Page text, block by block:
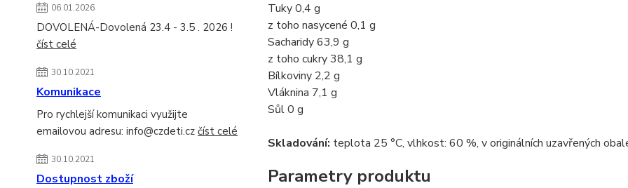
06.01.2026
DOVOLENÁ-Dovolená 23.4 - 3.5 . 2026 !
číst celé
30.10.2021
Komunikace
Pro rychlejší komunikaci využijte
emailovou adresu: info@czdeti.cz číst celé
30.10.2021
Dostupnost zboží
Tuky 0,4 g
z toho nasycené 0,1 g
Sacharidy 63,9 g
z toho cukry 38,1 g
Bílkoviny 2,2 g
Vláknina 7,1 g
Sůl 0 g
Skladování: teplota 25 °C, vlhkost: 60 %, v originálních uzavřených
Parametry produktu